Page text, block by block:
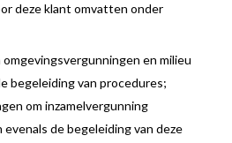
deze klant omvatten onder
en milieu
begeleiding van procedures;
om inzamelvergunning
de begeleiding van deze